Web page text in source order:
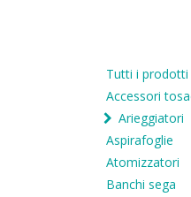
Tutti i prodotti
Accessori
Arieggiatori
Aspirafoglie
Atomizzatori
Banchi sega